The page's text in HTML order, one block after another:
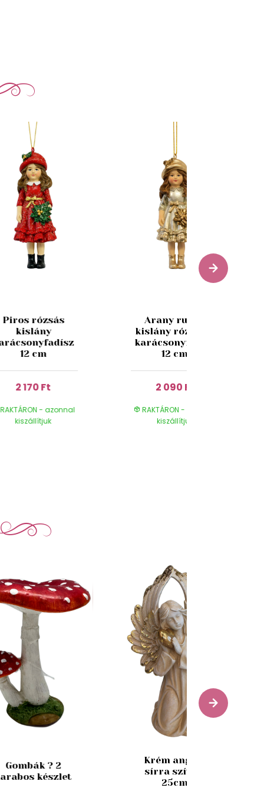
Piros rózsás
kislány
12 cm
2 170 Ft
RAKTÁRON - azonnal
kiszállítjuk
Arany ruhás
kislány rózsával
karácsonyfadísz
12 cm
2 090 Ft
RAKTÁRON - azonnal
kiszállítjuk
Gombák ? 2
készlet
Krém angyal
sírra szívvel
25cm